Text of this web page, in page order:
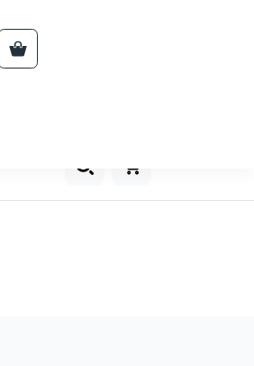
+7 (929) 557-93-08